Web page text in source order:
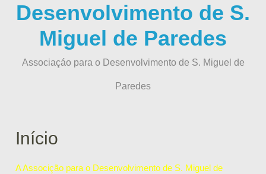
Desenvolvimento de S.
Miguel de Paredes
Associaçáo para o Desenvolvimento de S. Miguel de
Paredes
Início
A Associção para o Desenvolvimento de S. Miguel de